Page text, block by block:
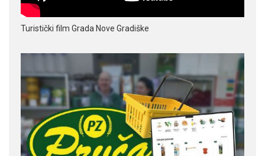
Turistički film Grada Nove Gradiške